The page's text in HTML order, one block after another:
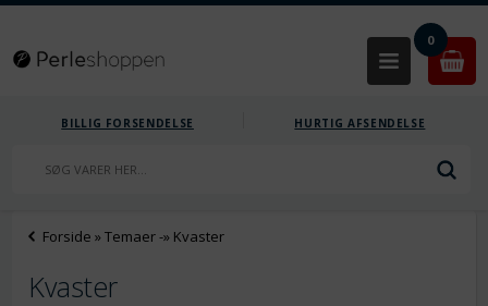
0
BILLIG FORSENDELSE HURTIG AFSENDELSE
Forside »Temaer-» Kvaster
Kvaster